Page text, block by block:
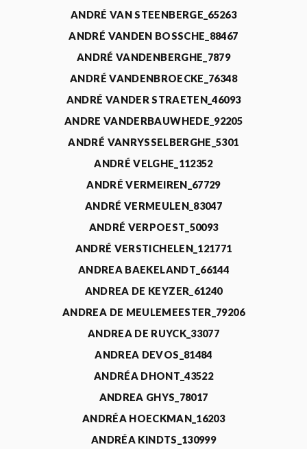
ANDRÉ VAN STEENBERGE_65263
ANDRÉ VANDEN BOSSCHE_88467
ANDRÉ VANDENBERGHE_7879
ANDRÉ VANDENBROECKE_76348
ANDRÉ VANDER STRAETEN_46093
ANDRE VANDERBAUWHEDE_92205
ANDRÉ VANRYSSELBERGHE_5301
ANDRÉ VELGHE_112352
ANDRÉ VERMEIREN_67729
ANDRÉ VERMEULEN_83047
ANDRÉ VERPOEST_50093
ANDRÉ VERSTICHELEN_121771
ANDREA BAEKELANDT_66144
ANDREA DE KEYZER_61240
ANDREA DE MEULEMEESTER_79206
ANDREA DE RUYCK_33077
ANDREA DEVOS_81484
ANDRÉA DHONT_43522
ANDREA GHYS_78017
ANDRÉA HOECKMAN_16203
ANDRÉA KINDTS_130999